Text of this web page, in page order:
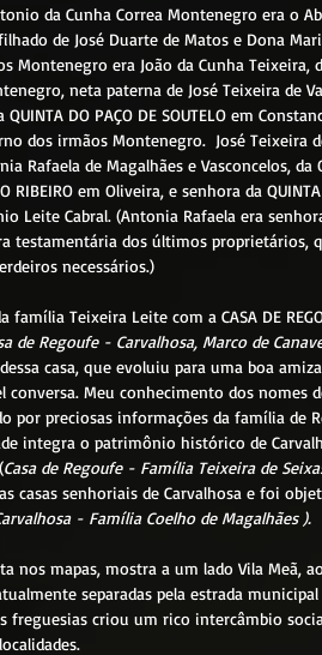
da Cunha Correa Montenegro era o
de José Duarte de Matos e Dona
Montenegro era João da Cunha Teixeira,
neta paterna de José Teixeira de
DO PAÇO DE SOUTELO em
dos irmãos Montenegro. José Teixeira
Rafaela de Magalhães e Vasconcelos, da
RIBEIRO em Oliveira, e senhora da
Leite Cabral. (Antonia Rafaela era
testamentária dos últimos proprietários,
necessários.)
Teixeira Leite com a CASA DE
de Regoufe - Carvalhosa, Marco de
casa, que evoluiu para uma boa
Meu conhecimento dos nomes
por preciosas informações da família de
integra o patrimônio histórico de
Casa de Regoufe - Família Teixeira de
casas senhoriais de Carvalhosa e foi
- Família Coelho de
separadas pela estrada
freguesias criou um rico intercâmbio